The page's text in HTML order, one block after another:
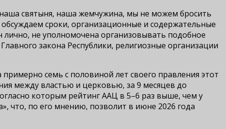
святыня, наша жемчужина, мы не можем бросить
сроки, организационные и содержательные
не уполномочена организовывать подобное
закона Республики, религиозные организации
семь с половиной лет своего правления этот
между властью и церковью, за 9 месяцев до
которым рейтинг ААЦ в 5–6 раз выше, чем у
что, по его мнению, позволит в июне 2026 года